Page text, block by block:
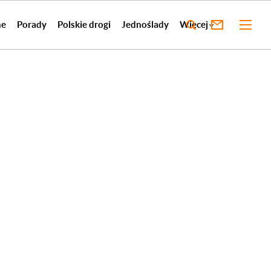
Porady Polskie drogi Jednoślady Więcej